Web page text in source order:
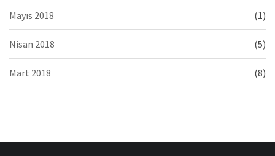
Mayıs 2018 (1)
Nisan 2018 (5)
Mart 2018 (8)